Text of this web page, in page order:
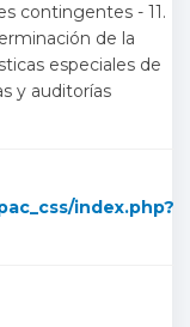
contingentes - 11.
de la
especiales de
y auditorías
index.php?